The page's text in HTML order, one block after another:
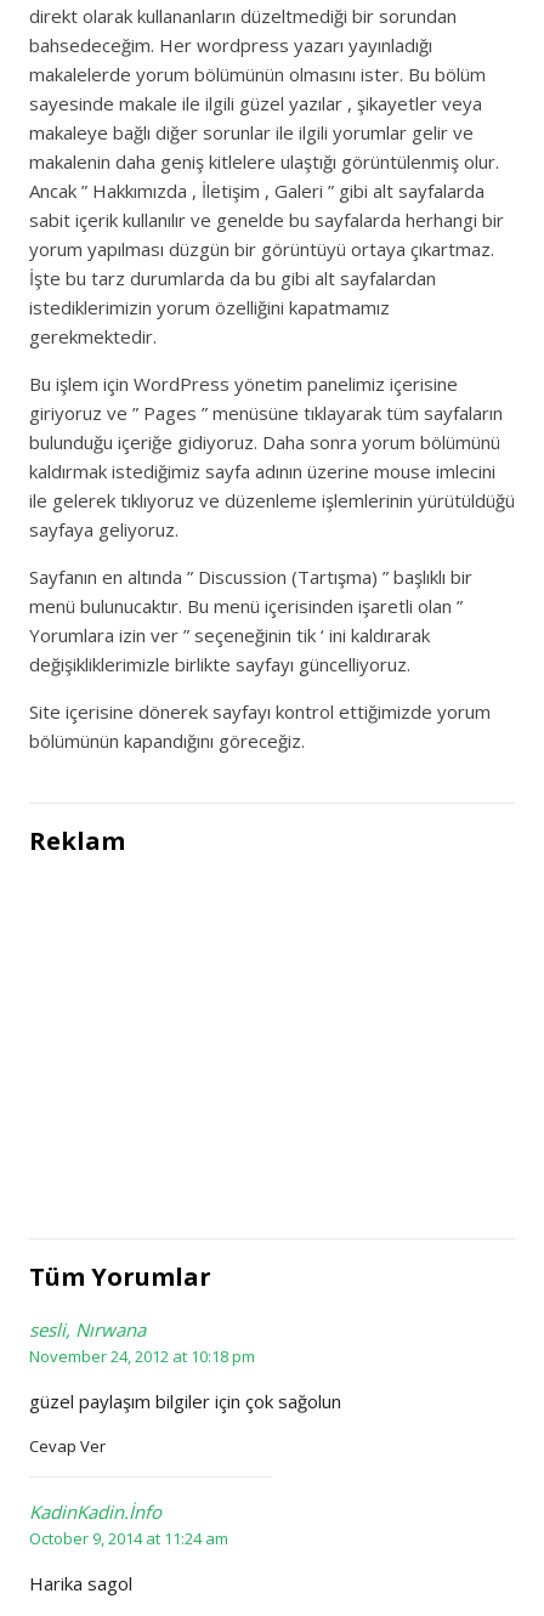
direkt olarak kullananların düzeltmediği bir sorundan
bahsedeceğim. Her wordpress yazarı yayınladığı
makalelerde yorum bölümünün olmasını ister. Bu bölüm
sayesinde makale ile ilgili güzel yazılar , şikayetler veya
makaleye bağlı diğer sorunlar ile ilgili yorumlar gelir ve
makalenin daha geniş kitlelere ulaştığı görüntülenmiş olur.
Ancak ” Hakkımızda , İletişim , Galeri ” gibi alt sayfalarda
sabit içerik kullanılır ve genelde bu sayfalarda herhangi bir
yorum yapılması düzgün bir görüntüyü ortaya çıkartmaz.
İşte bu tarz durumlarda da bu gibi alt sayfalardan
istediklerimizin yorum özelliğini kapatmamız
gerekmektedir.
Bu işlem için WordPress yönetim panelimiz içerisine
giriyoruz ve ” Pages ” menüsüne tıklayarak tüm sayfaların
bulunduğu içeriğe gidiyoruz. Daha sonra yorum bölümünü
kaldırmak istediğimiz sayfa adının üzerine mouse imlecini
ile gelerek tıklıyoruz ve düzenleme işlemlerinin yürütüldüğü
sayfaya geliyoruz.
Sayfanın en altında ” Discussion (Tartışma) ” başlıklı bir
menü bulunucaktır. Bu menü içerisinden işaretli olan ”
Yorumlara izin ver ” seçeneğinin tik ‘ ini kaldırarak
değişikliklerimizle birlikte sayfayı güncelliyoruz.
Site içerisine dönerek sayfayı kontrol ettiğimizde yorum
bölümünün kapandığını göreceğiz.
Reklam
Tüm Yorumlar
sesli, Nırwana
November 24, 2012 at 10:18 pm
güzel paylaşım bilgiler için çok sağolun
Cevap Ver
KadinKadin.İnfo
October 9, 2014 at 11:24 am
Harika sagol